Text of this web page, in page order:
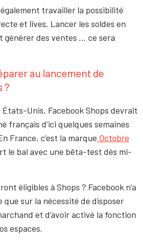
travailler la possibilité
et lives. Lancer les soldes en
générer des ventes … ce sera
au lancement de
?
États-Unis, Facebook Shops devrait
français d’ici quelques semaines
France, c’est la marque Octobre
le bal avec une bêta-test dès mi-
éligibles à Shops ? Facebook n’a
que sur la nécessité de disposer
et d’avoir activé la fonction
espaces.